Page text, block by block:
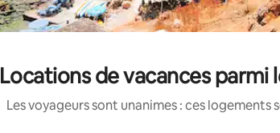
Locations de vacances
Les voyageurs sont unanimes : ces